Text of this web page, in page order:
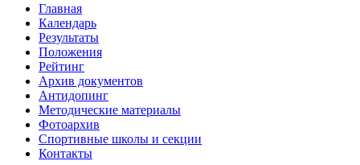
Главная
Календарь
Результаты
Положения
Рейтинг
Архив документов
Антидопинг
Методические материалы
Фотоархив
Спортивные школы и секции
Контакты